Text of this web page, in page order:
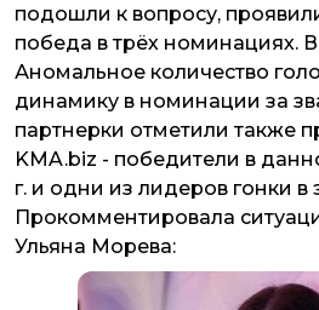
подошли к вопросу,
победа в трёх номинациях.
Аномальное количество
динамику в номинации за
партнерки отметили также
KMA.biz - победители в
г. и одни из лидеров гонки в
Прокомментировала
Ульяна Морева: